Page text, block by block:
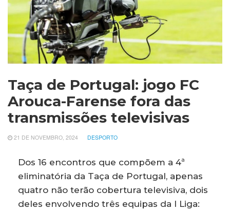
Taça de Portugal: jogo FC
Arouca-Farense fora das
transmissões televisivas
21 DE NOVEMBRO, 2024 DESPORTO
Dos 16 encontros que compõem a 4ª
eliminatória da Taça de Portugal, apenas
quatro não terão cobertura televisiva, dois
deles envolvendo três equipas da I Liga: